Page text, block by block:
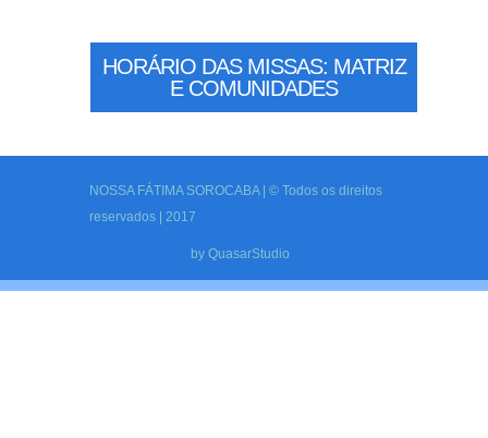
HORÁRIO DAS MISSAS: MATRIZ
E COMUNIDADES
NOSSA FÁTIMA SOROCABA | © Todos os direitos
reservados | 2017
by QuasarStudio